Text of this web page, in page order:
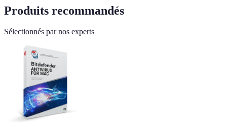
Produits recommandés
Sélectionnés par nos experts